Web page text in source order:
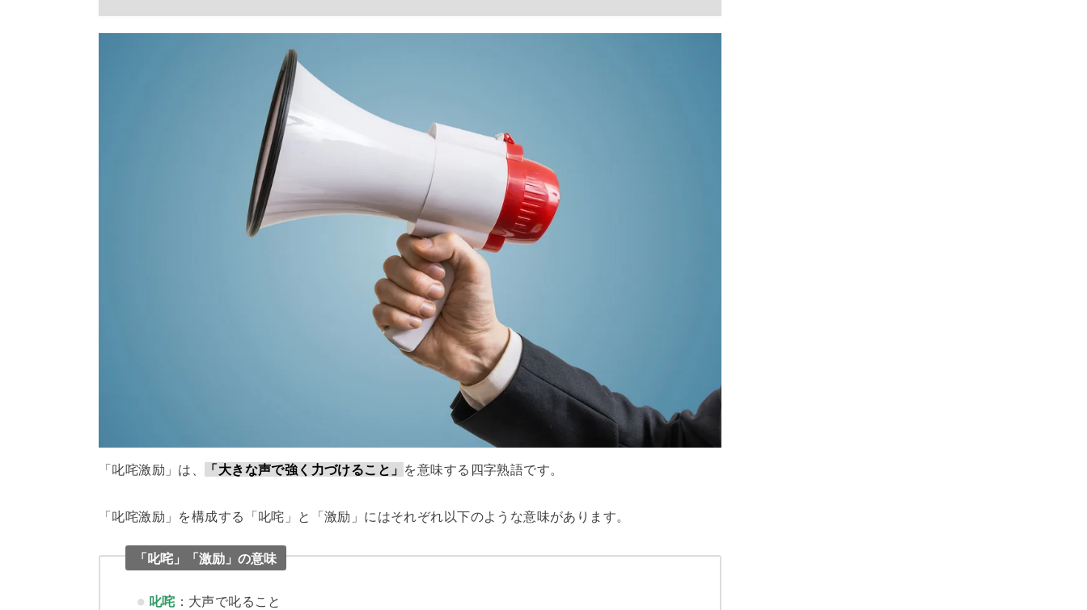
「叱咤激励」は、 「大きな声で強く力づけること」 を意味する四字熟語です。
「叱咤激励」を構成する「叱咤」と「激励」にはそれぞれ以下のような意味があります。
「叱咤」「激励」の意味
叱咤 ：大声で叱ること